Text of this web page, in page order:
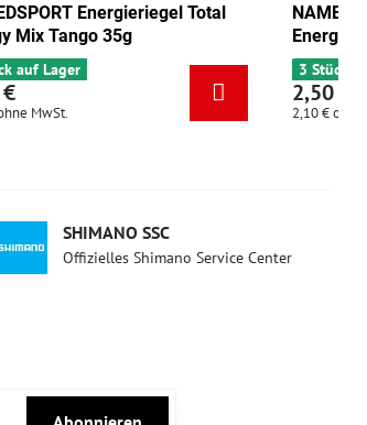
NAMEDSPORT Energieriegel Total
Energy Pistazie 35g
3 Stück auf Lager
2,10 €
SHIMANO SSC
Offizielles Shimano Service Center